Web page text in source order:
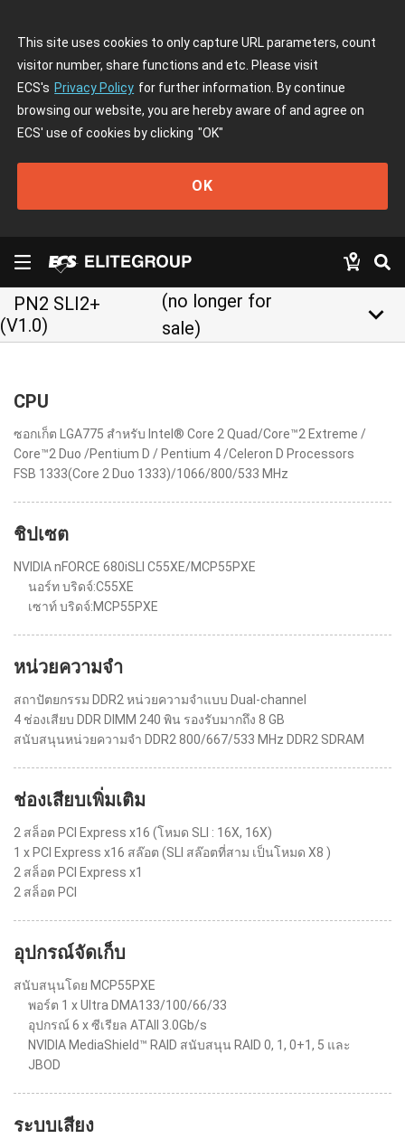
This site uses cookies to only capture URL parameters, count
visitor number, share functions and etc. Please visit
ECS's Privacy Policy for further information. By continue
browsing our website, you are hereby aware of and agree on
ECS' use of cookies by clicking "OK"
OK
PN2 SLI2+
(V1.0)
(no longer for
sale)
keyboard_arrow_down
CPU
ซอกเก็ต LGA775 สำหรับ Intel® Core 2 Quad/Core™2 Extreme /
Core™2 Duo /Pentium D / Pentium 4 /Celeron D Processors
FSB 1333(Core 2 Duo 1333)/1066/800/533 MHz
ชิปเซต
NVIDIA nFORCE 680iSLI C55XE/MCP55PXE
นอร์ท บริดจ์:C55XE
เซาท์ บริดจ์:MCP55PXE
หน่วยความจำ
สถาปัตยกรรม DDR2 หน่วยความจำแบบ Dual-channel
4 ช่องเสียบ DDR DIMM 240 พิน รองรับมากถึง 8 GB
สนับสนุนหน่วยความจำ DDR2 800/667/533 MHz DDR2 SDRAM
ช่องเสียบเพิ่มเติม
2 สล็อต PCI Express x16 (โหมด SLI : 16X, 16X)
1 x PCI Express x16 สล๊อต (SLI สล๊อตที่สาม เป็นโหมด X8 )
2 สล็อต PCI Express x1
2 สล็อต PCI
อุปกรณ์จัดเก็บ
สนับสนุนโดย MCP55PXE
พอร์ต 1 x Ultra DMA133/100/66/33
อุปกรณ์ 6 x ซีเรียล ATAII 3.0Gb/s
NVIDIA MediaShield™ RAID สนับสนุน RAID 0, 1, 0+1, 5 และ
JBOD
ระบบเสียง